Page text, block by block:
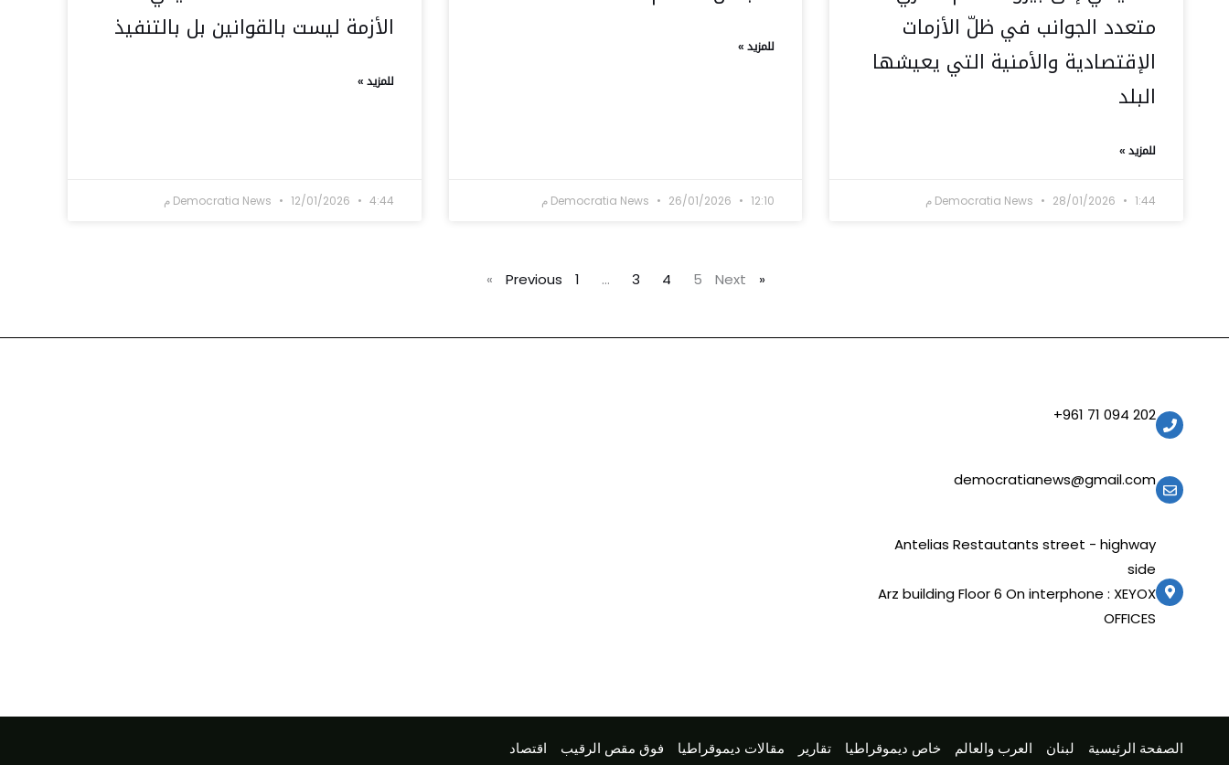
متعدد الجوانب في ظلّ الأزمات
الإقتصادية والأمنية التي يعيشها
البلد
للمزيد »
Democratia News 28/01/2026 1:44 م
للمزيد »
Democratia News 26/01/2026 12:10 م
الأزمة ليست بالقوانين بل بالتنفيذ
للمزيد »
Democratia News 12/01/2026 4:44 م
« Previous
1 … 3 4 5 Next »
202 094 71 961+
democratianews@gmail.com
Antelias Restautants street - highway
side
Arz building Floor 6 On interphone : XEYOX
OFFICES
الصفحة الرئيسية لبنان العرب والعالم خاص ديموقراطيا تقارير مقالات ديموقراطيا فوق مقص الرقيب
اقتصاد